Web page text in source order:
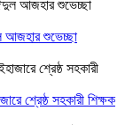
আজহার শুভেচ্ছা
শ্রেষ্ঠ সহকারী শিক্ষক